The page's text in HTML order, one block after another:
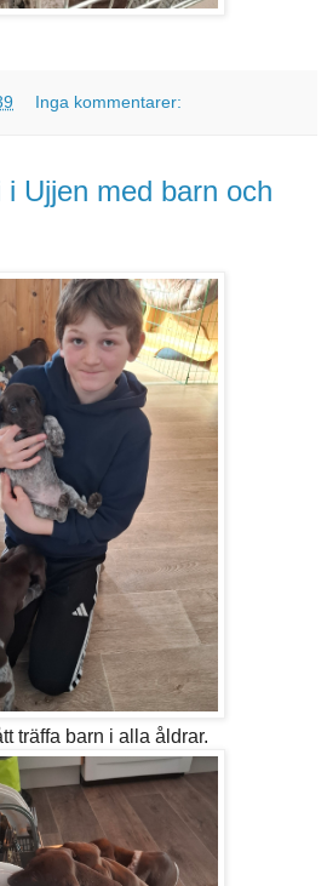
Inga kommentarer:
Ujjen med barn och
träffa barn i alla åldrar.